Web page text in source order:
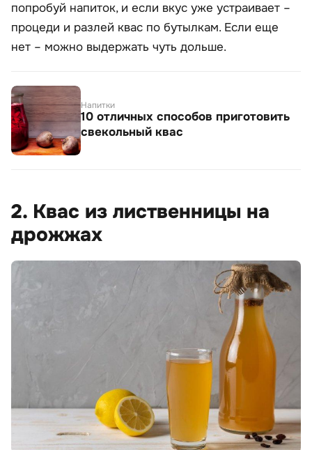
попробуй напиток, и если вкус уже устраивает –
процеди и разлей квас по бутылкам. Если еще
нет – можно выдержать чуть дольше.
Напитки
10 отличных способов приготовить
свекольный квас
2. Квас из лиственницы на
дрожжах